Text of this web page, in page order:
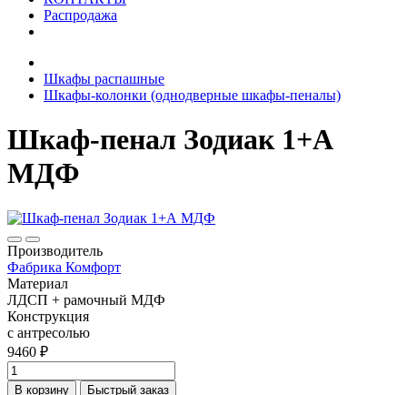
Распродажа
Шкафы распашные
Шкафы-колонки (однодверные шкафы-пеналы)
Шкаф-пенал Зодиак 1+А
МДФ
Производитель
Фабрика Комфорт
Материал
ЛДСП + рамочный МДФ
Конструкция
с антресолью
9460 ₽
В корзину Быстрый заказ